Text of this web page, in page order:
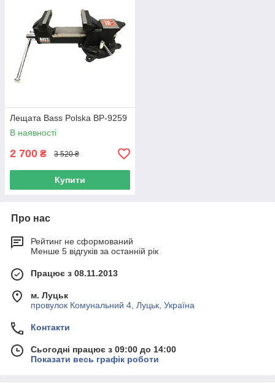
Лещата Bass Polska BP-9259
В наявності
2 700 ₴ 3 520 ₴
Купити
Про нас
Рейтинг не сформований
Менше 5 відгуків за останній рік
Працює з 08.11.2013
м. Луцьк
провулок Комунальний 4, Луцьк, Україна
Контакти
Сьогодні працює з 09:00 до 14:00
Показати весь графік роботи